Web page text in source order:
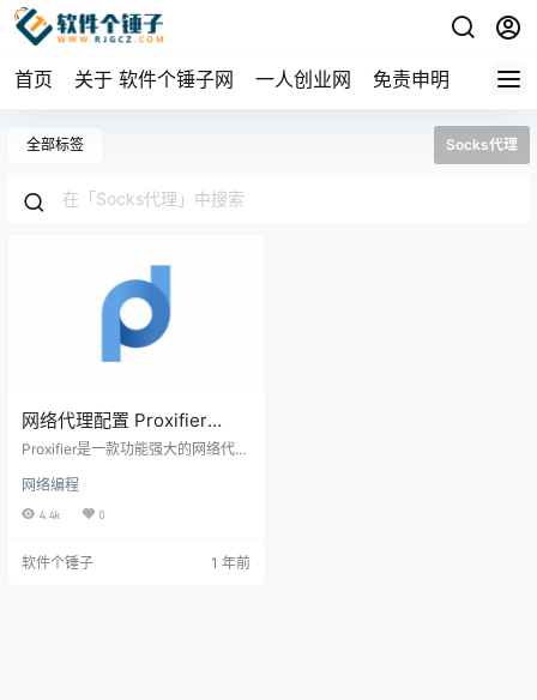
首页 关于 软件个锤子网 一人创业网 免责申明
全部标签 Socks代理
网络代理配置 Proxifier
Win4.14 / Mac3.12【软件个
Proxifier是一款功能强大的网络代理
络应用通过SOCKS或HTTPS代理服
务器运行。无论是简单的代理转发
持 处理所有传出TCP连接 全面支持I
网络编程
4.4k 0
软件个锤子 1 年前